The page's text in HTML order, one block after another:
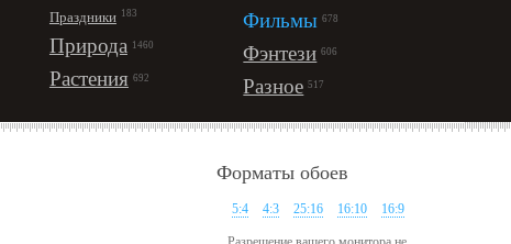
Праздники 183
Природа 1460
Растения 692
Фильмы 678
Фэнтези 606
Разное 517
Форматы обоев
5:4 4:3 25:16 16:10 16:9